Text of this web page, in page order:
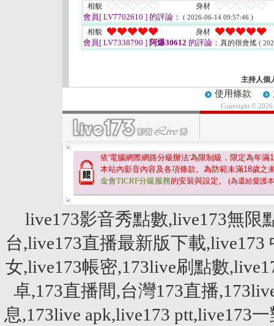
相貌 身材
會員[ LV7702610 ] 的評論： ( 2026-06-14 09:57:46 )
相貌 身材
會員[ LV7338790 ] 阿爆30612 的評論： 真的很會搖 (
主持人個
使用條款
Copyright ©
依'電腦網際網路分級辦法'為限制級，限定為年滿
本站內影音內容及各項條款。為防範未滿18歲之
金會TICRF分級服務的安裝與設定。 (為還給愛護
live173影音秀點數,live173無限
台,live173直播最新版下載,live173
女,live173帳密,173live刷點數
卓,173直播間,台灣173直播
息,173live apk,live173 ptt,live173